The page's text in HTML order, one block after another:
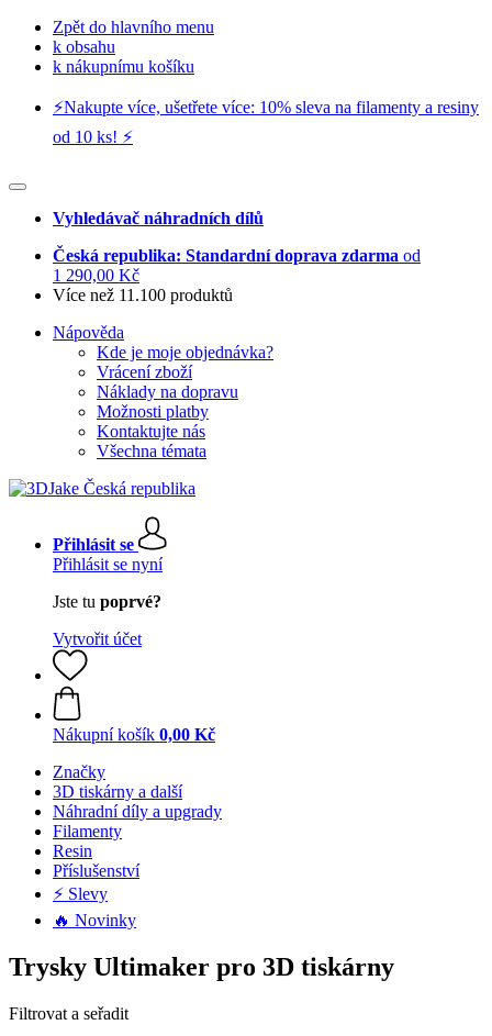
Zpět do hlavního menu
k obsahu
k nákupnímu košíku
⚡️Nakupte více, ušetřete více: 10% sleva na filamenty a resiny
od 10 ks! ⚡️
Vyhledávač náhradních dílů
Česká republika: Standardní doprava zdarma od
1 290,00 Kč
Více než 11.100 produktů
Nápověda
Kde je moje objednávka?
Vrácení zboží
Náklady na dopravu
Možnosti platby
Kontaktujte nás
Všechna témata
Přihlásit se
Přihlásit se nyní
Jste tu poprvé?
Vytvořit účet
Nákupní košík 0,00 Kč
Značky
3D tiskárny a další
Náhradní díly a upgrady
Filamenty
Resin
Příslušenství
⚡ Slevy
🔥 Novinky
Trysky Ultimaker pro 3D tiskárny
Filtrovat a seřadit